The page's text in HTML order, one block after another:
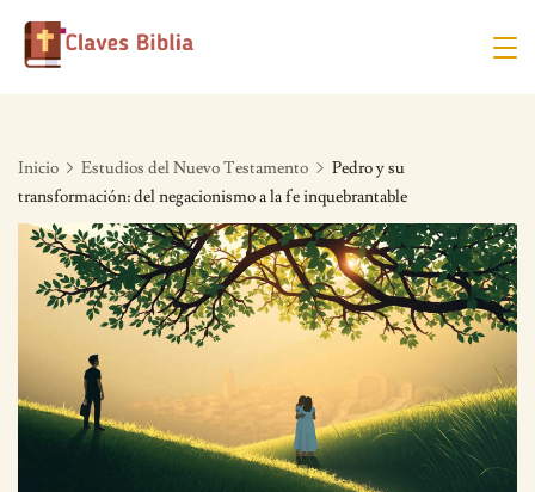
Skip
Inicio Estudios del Nuevo Testamento
Pedro y su
transformación: del negacionismo a la fe inquebrantable